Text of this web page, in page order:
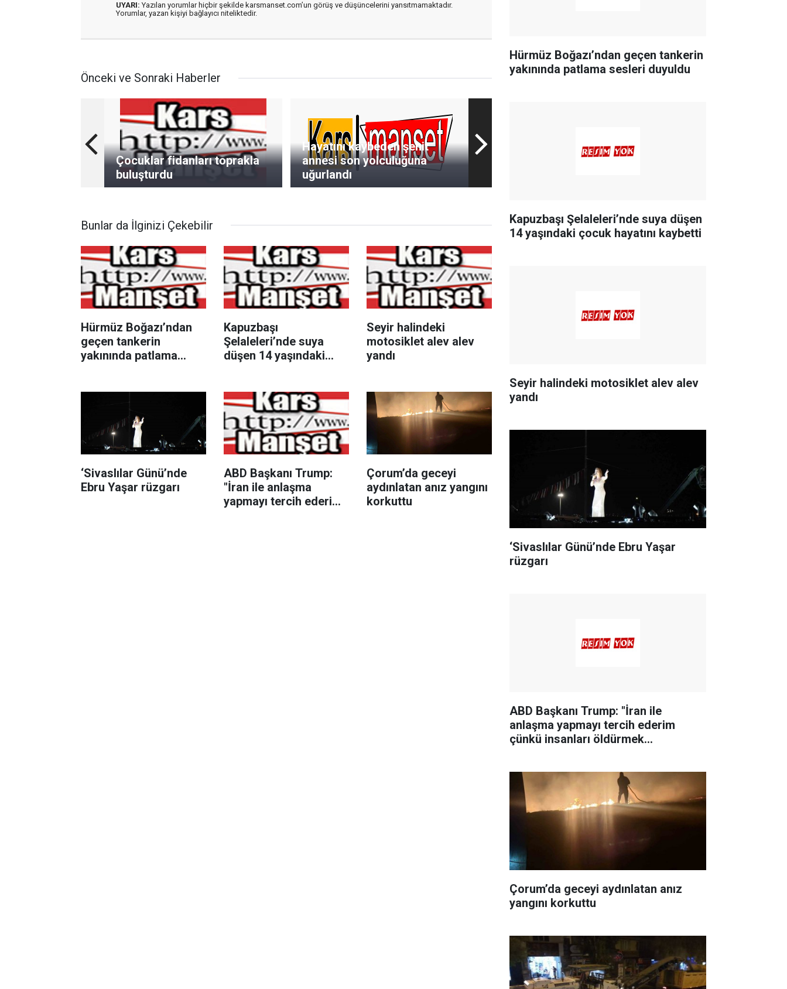
UYARI: Yazılan yorumlar hiçbir şekilde karsmanset.com’un görüş ve düşüncelerini yansıtmamaktadır.
Yorumlar, yazan kişiyi bağlayıcı niteliktedir.
Önceki ve Sonraki Haberler
Çocuklar fidanları toprakla
buluşturdu
Hayatını kaybeden şehit
annesi son yolculuğuna
uğurlandı
Bunlar da İlginizi Çekebilir
Hürmüz Boğazı’ndan
geçen tankerin
yakınında patlama
Kapuzbaşı
Şelaleleri’nde suya
düşen 14 yaşındaki
Seyir halindeki
motosiklet alev alev
yandı
‘Sivaslılar Günü’nde
Ebru Yaşar rüzgarı
ABD Başkanı Trump:
"İran ile anlaşma
yapmayı tercih ederim
Çorum’da geceyi
aydınlatan anız yangını
korkuttu
Hürmüz Boğazı’ndan geçen tankerin
yakınında patlama sesleri duyuldu
Kapuzbaşı Şelaleleri’nde suya düşen
14 yaşındaki çocuk hayatını kaybetti
Seyir halindeki motosiklet alev alev
yandı
‘Sivaslılar Günü’nde Ebru Yaşar
rüzgarı
ABD Başkanı Trump: "İran ile
anlaşma yapmayı tercih ederim
çünkü insanları öldürmek
Çorum’da geceyi aydınlatan anız
yangını korkuttu